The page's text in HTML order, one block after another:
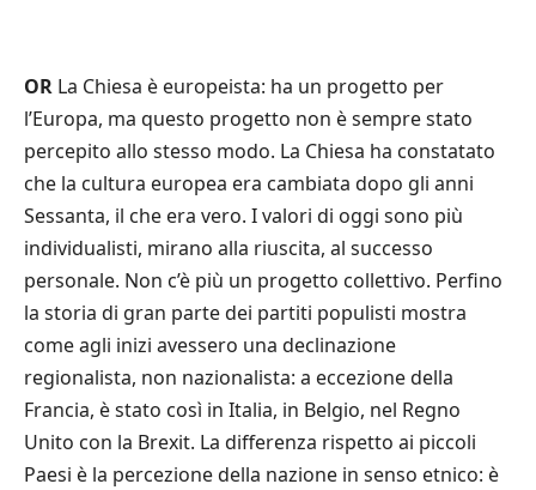
OR La Chiesa è europeista: ha un progetto per
l’Europa, ma questo progetto non è sempre stato
percepito allo stesso modo. La Chiesa ha constatato
che la cultura europea era cambiata dopo gli anni
Sessanta, il che era vero. I valori di oggi sono più
individualisti, mirano alla riuscita, al successo
personale. Non c’è più un progetto collettivo. Perfino
la storia di gran parte dei partiti populisti mostra
come agli inizi avessero una declinazione
regionalista, non nazionalista: a eccezione della
Francia, è stato così in Italia, in Belgio, nel Regno
Unito con la Brexit. La differenza rispetto ai piccoli
Paesi è la percezione della nazione in senso etnico: è